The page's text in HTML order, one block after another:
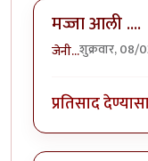
मज्जा आली ....
जेनी...शुक्रवार, 08/
प्रतिसाद